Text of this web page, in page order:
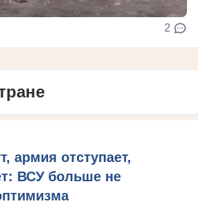
2
армия отступает,
ВСУ больше не